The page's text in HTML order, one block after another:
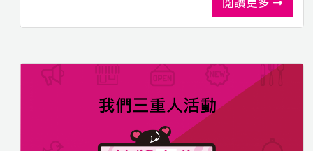
閱讀更多